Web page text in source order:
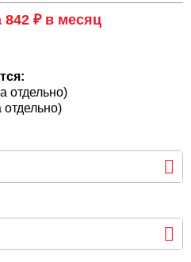
842 ₽ в месяц
отдельно)